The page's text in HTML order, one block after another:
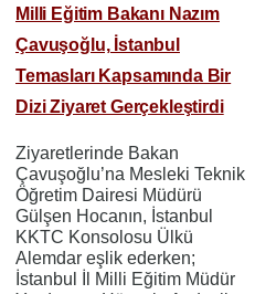
Milli Eğitim Bakanı Nazım
Çavuşoğlu, İstanbul
Temasları Kapsamında Bir
Dizi Ziyaret Gerçekleştirdi
Ziyaretlerinde Bakan
Çavuşoğlu’na Mesleki Teknik
Öğretim Dairesi Müdürü
Gülşen Hocanın, İstanbul
KKTC Konsolosu Ülkü
Alemdar eşlik ederken;
İstanbul İl Milli Eğitim Müdür